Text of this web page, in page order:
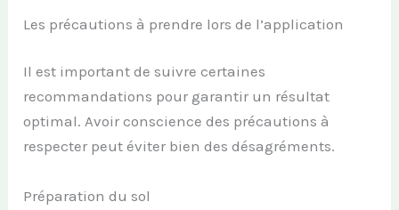
Les précautions à prendre lors de l’application
Il est important de suivre certaines
recommandations pour garantir un résultat
optimal. Avoir conscience des précautions à
respecter peut éviter bien des désagréments.
Préparation du sol